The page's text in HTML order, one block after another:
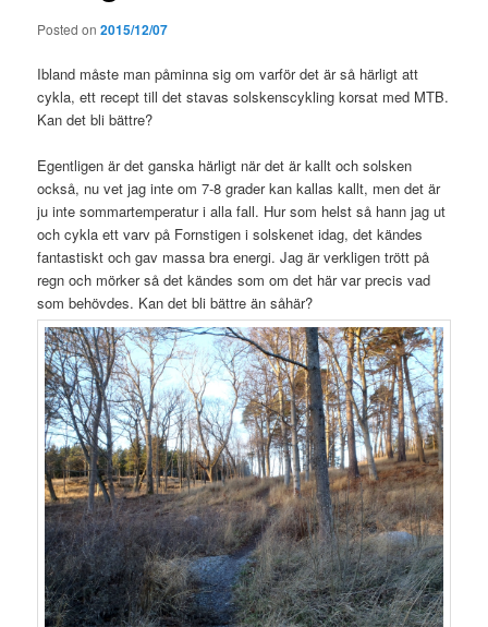
Posted on2015/12/07
Ibland måste man påminna sig om varför det är så härligt att
cykla, ett recept till det stavas solskenscykling korsat med MTB.
Kan det bli bättre?
Egentligen är det ganska härligt när det är kallt och solsken
också, nu vet jag inte om 7-8 grader kan kallas kallt, men det är
ju inte sommartemperatur i alla fall. Hur som helst så hann jag ut
och cykla ett varv på Fornstigen i solskenet idag, det kändes
fantastiskt och gav massa bra energi. Jag är verkligen trött på
regn och mörker så det kändes som om det här var precis vad
som behövdes. Kan det bli bättre än såhär?